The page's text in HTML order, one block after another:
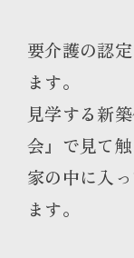
要介護の認
ます。
見学する新
会』で見て
家の中に入
ます。